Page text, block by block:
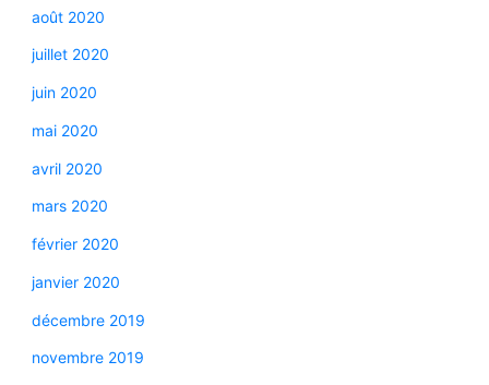
août 2020
juillet 2020
juin 2020
mai 2020
avril 2020
mars 2020
février 2020
janvier 2020
décembre 2019
novembre 2019